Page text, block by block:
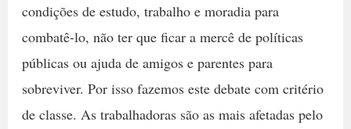
condições de estudo, trabalho e moradia para
combatê-lo, não ter que ficar a mercê de políticas
públicas ou ajuda de amigos e parentes para
sobreviver. Por isso fazemos este debate com critério
de classe. As trabalhadoras são as mais afetadas pelo